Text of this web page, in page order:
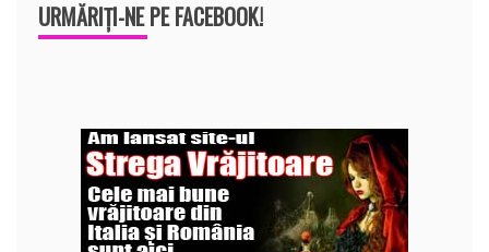
URMĂRIȚI-NE PE FACEBOOK!